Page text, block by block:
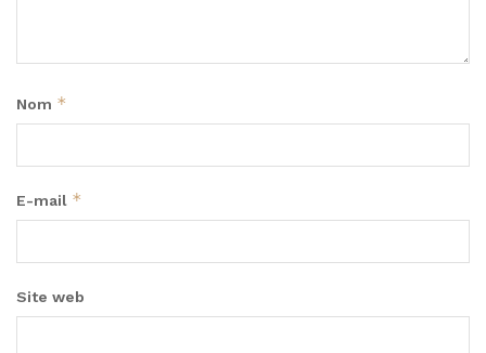
Nom *
E-mail *
Site web